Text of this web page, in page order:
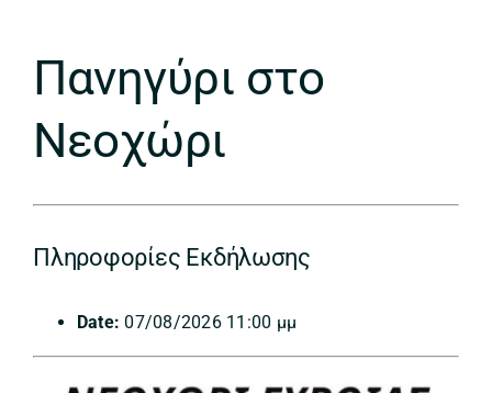
Πανηγύρι στο
Νεοχώρι
Πληροφορίες Εκδήλωσης
Date: 07/08/2026 11:00 μμ